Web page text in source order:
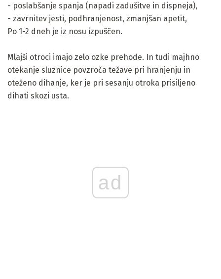
- poslabšanje spanja (napadi zadušitve in dispneja),
- zavrnitev jesti, podhranjenost, zmanjšan apetit,
Po 1-2 dneh je iz nosu izpuščen.
Mlajši otroci imajo zelo ozke prehode. In tudi majhno
otekanje sluznice povzroča težave pri hranjenju in
oteženo dihanje, ker je pri sesanju otroka prisiljeno
dihati skozi usta.
ad